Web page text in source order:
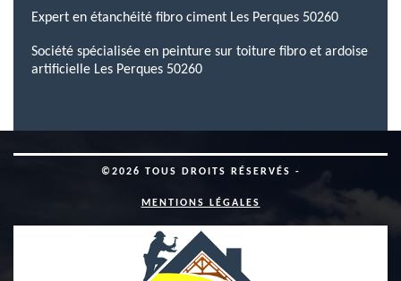
Expert en étanchéité fibro ciment Les Perques 50260
Société spécialisée en peinture sur toiture fibro et ardoise
artificielle Les Perques 50260
©2026 TOUS DROITS RÉSERVÉS -
MENTIONS LÉGALES